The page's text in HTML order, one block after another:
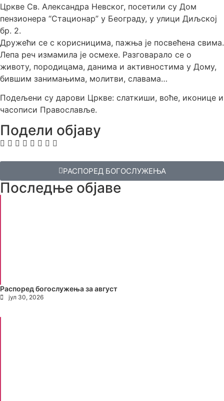
Цркве Св. Александра Невског, посетили су Дом
пензионера “Стационар” у Београду, у улици Диљској
бр. 2.
Дружећи се с корисницима, пажња је посвећена свима.
Лепа реч измамила је осмехе. Разговарало се о
животу, породицама, данима и активностима у Дому,
бившим занимањима, молитви, славама…
Подељени су дарови Цркве: слаткиши, воће, иконице и
часописи Православље.
Подели објаву
РАСПОРЕД БОГОСЛУЖЕЊА
Последње објаве
Распоред богослужења за август
јул 30, 2026